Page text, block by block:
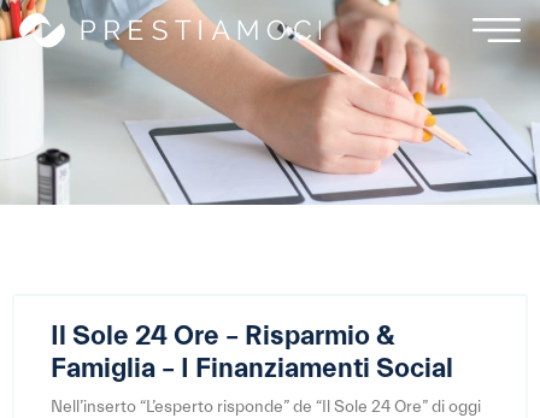
Il Sole 24 Ore – Risparmio &
Famiglia – I Finanziamenti Social
Nell’inserto “L’esperto risponde” de “Il Sole 24 Ore” di oggi